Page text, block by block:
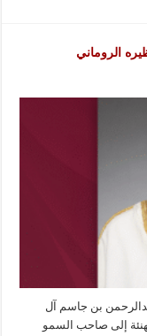
الروماني
بن جاسم آل
إلى صاحب السمو